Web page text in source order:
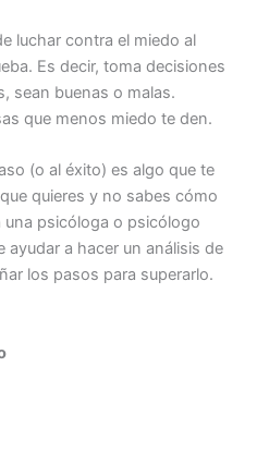
luchar contra el miedo al
Es decir, toma decisiones
sean buenas o malas.
que menos miedo te den.
(o al éxito) es algo que te
quieres y no sabes cómo
psicóloga o psicólogo
ayudar a hacer un análisis de
los pasos para superarlo.